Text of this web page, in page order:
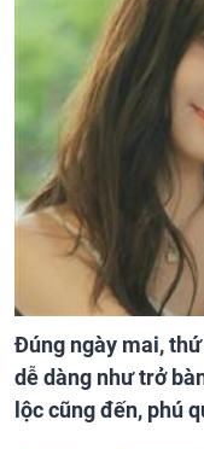
Đúng ngày mai,
dễ dàng như trở
lộc cũng đến, phú